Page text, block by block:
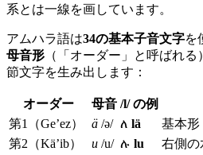
系とは一線を画しています。
アムハラ語は34の基本子音文字を
母音形 （「オーダー」と呼ばれ
節文字を生み出します：
オーダー 母音 /l/ の例
第1（Ge’ez）
ä /ə/ ለ lä
基本形
第2（Kä’ib）
u /u/ ሉ lu
右側の